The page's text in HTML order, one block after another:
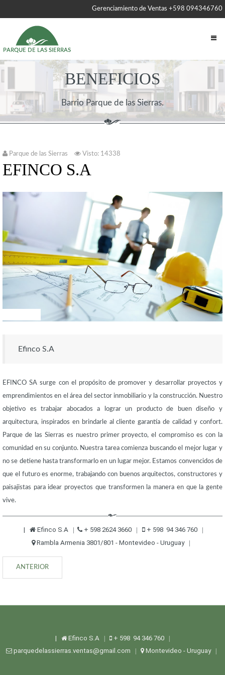
Gerenciamiento de Ventas +598 094346760
BENEFICIOS
Barrio Parque de las Sierras.
Parque de las Sierras Visto: 14338
EFINCO S.A
Efinco S.A
EFINCO SA surge con el propósito de promover y desarrollar proyectos y
emprendimientos en el área del sector inmobiliario y la construcción. Nuestro
objetivo es trabajar abocados a lograr un producto de buen diseño y
arquitectura, inspirados en brindarle al cliente garantía de calidad y confort.
Parque de las Sierras es nuestro primer proyecto, el compromiso es con la
comunidad en su conjunto. Nuestra tarea comienza buscando el mejor lugar y
no se detiene hasta transformarlo en un lugar mejor. Estamos convencidos de
que el futuro es enorme, trabajando con buenos arquitectos, constructores y
paisajistas para idear proyectos que transformen la manera en que la gente
vive.
| Efinco S.A + 598 2624 3660 + 598 94 346 760|
Rambla Armenia 3801/801 - Montevideo - Uruguay
ANTERIOR
| Efinco S.A + 598 94 346 760
parquedelassierras.ventas@gmail.com Montevideo - Uruguay